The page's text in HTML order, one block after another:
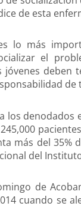
de esta
lo más
el
jóvenes
de
los
más del 35%
del
de
cuando se